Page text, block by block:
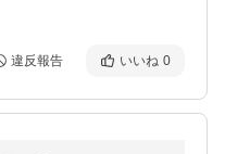
違反報告 いいね 0